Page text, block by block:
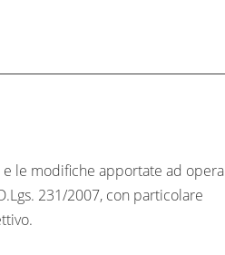
le modifiche apportate ad opera
231/2007, con particolare